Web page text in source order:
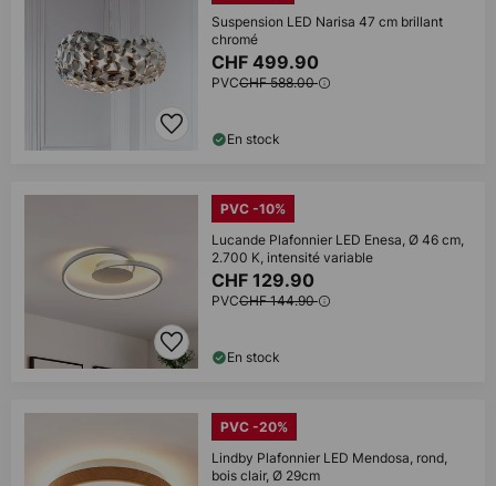
Suspension LED Narisa 47 cm brillant
chromé
CHF 499.90
PVCCHF 588.00
En stock
PVC -10%
Lucande Plafonnier LED Enesa, Ø 46 cm,
2.700 K, intensité variable
CHF 129.90
PVCCHF 144.90
En stock
PVC -20%
Lindby Plafonnier LED Mendosa, rond,
bois clair, Ø 29cm